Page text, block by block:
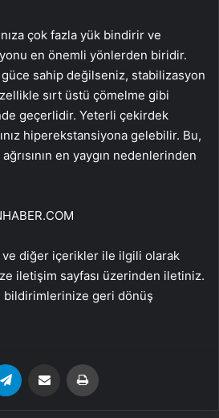
çok fazla yük bindirir ve
en önemli yönlerden biridir.
sahip değilseniz, stabilizasyon
sırt üstü çömelme gibi
geçerlidir. Yeterli çekirdek
hiperekstansiyona gelebilir. Bu,
en yaygın nedenlerinden
ve diğer içerikler ile ilgili olarak
iletişim sayfası üzerinden iletiniz.
bildirimlerinize geri dönüş
Email'den paylaş